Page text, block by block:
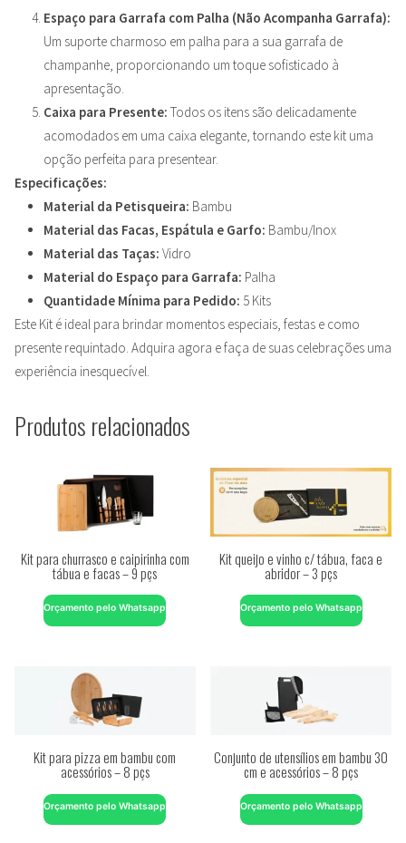
Espaço para Garrafa com Palha (Não Acompanha Garrafa):
Um suporte charmoso em palha para a sua garrafa de
champanhe, proporcionando um toque sofisticado à
apresentação.
Caixa para Presente: Todos os itens são delicadamente
acomodados em uma caixa elegante, tornando este kit uma
opção perfeita para presentear.
Especificações:
Material da Petisqueira: Bambu
Material das Facas, Espátula e Garfo: Bambu/Inox
Material das Taças: Vidro
Material do Espaço para Garrafa: Palha
Quantidade Mínima para Pedido: 5 Kits
Este Kit é ideal para brindar momentos especiais, festas e como
presente requintado. Adquira agora e faça de suas celebrações uma
experiência inesquecível.
Produtos relacionados
Kit para churrasco e caipirinha com
tábua e facas – 9 pçs
Orçamento pelo Whatsapp
Kit queijo e vinho c/ tábua, faca e
abridor – 3 pçs
Orçamento pelo Whatsapp
Kit para pizza em bambu com
acessórios – 8 pçs
Orçamento pelo Whatsapp
Conjunto de utensílios em bambu 30
cm e acessórios – 8 pçs
Orçamento pelo Whatsapp